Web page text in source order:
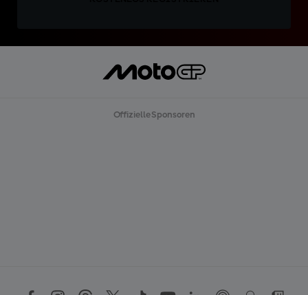
Offizielle Sponsoren